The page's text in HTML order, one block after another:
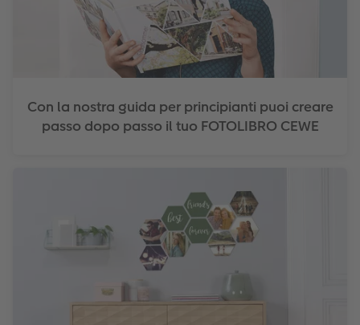
Con la nostra guida per principianti puoi creare
passo dopo passo il tuo FOTOLIBRO CEWE